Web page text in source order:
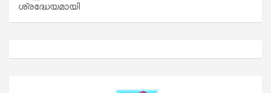
ശ്രദ്ധേയമായി